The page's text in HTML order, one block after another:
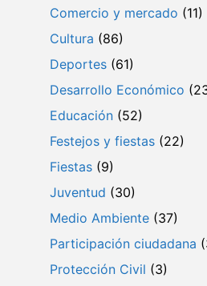
Comercio y mercado (11)
Cultura (86)
Deportes (61)
Desarrollo Económico
Educación (52)
Festejos y fiestas (22)
Fiestas (9)
Juventud (30)
Medio Ambiente (37)
Participación ciudadana
Protección Civil (3)